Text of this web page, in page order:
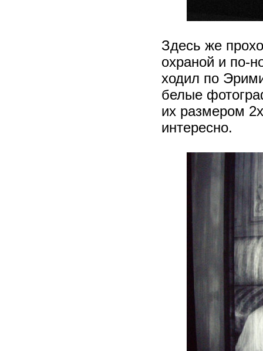
Здесь же
охраной и по-
ходил по
белые
их размером
интересно.